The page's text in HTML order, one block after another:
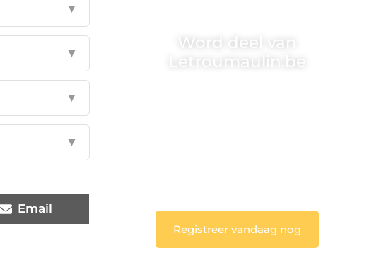
▼
▼
▼
▼
Email
Word deel van
Letroumaulin.be
Registreer vandaag nog